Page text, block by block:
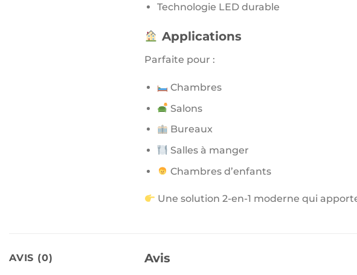
Technologie LED durable
Applications
Parfaite pour :
Chambres
Salons
Bureaux
Salles à manger
Chambres d’enfants
Une solution 2-en-1 moderne qui
AVIS (0) Avis